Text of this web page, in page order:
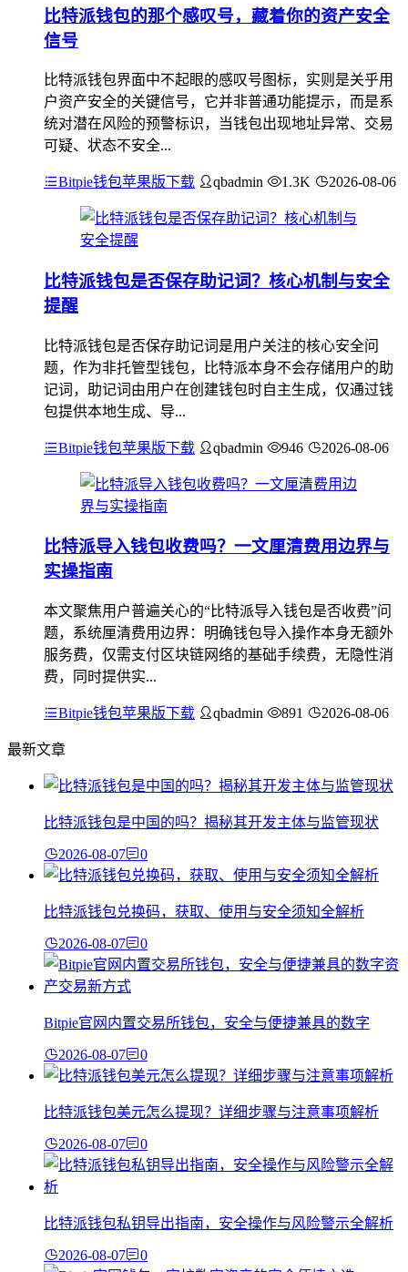
比特派钱包的那个感叹号，藏着你的资产安全
信号
比特派钱包界面中不起眼的感叹号图标，实则是关乎用
户资产安全的关键信号，它并非普通功能提示，而是系
统对潜在风险的预警标识，当钱包出现地址异常、交易
可疑、状态不安全...
Bitpie钱包苹果版下载 qbadmin 1.3K 2026-08-06
比特派钱包是否保存助记词？核心机制与安全
提醒
比特派钱包是否保存助记词是用户关注的核心安全问
题，作为非托管型钱包，比特派本身不会存储用户的助
记词，助记词由用户在创建钱包时自主生成，仅通过钱
包提供本地生成、导...
Bitpie钱包苹果版下载 qbadmin 946 2026-08-06
比特派导入钱包收费吗？一文厘清费用边界与
实操指南
本文聚焦用户普遍关心的“比特派导入钱包是否收费”问
题，系统厘清费用边界：明确钱包导入操作本身无额外
服务费，仅需支付区块链网络的基础手续费，无隐性消
费，同时提供实...
Bitpie钱包苹果版下载 qbadmin 891 2026-08-06
最新文章
比特派钱包是中国的吗？揭秘其开发主体与监管现状
2026-08-07 0
比特派钱包兑换码，获取、使用与安全须知全解析
2026-08-07 0
Bitpie官网内置交易所钱包，安全与便捷兼具的数字
2026-08-07 0
比特派钱包美元怎么提现？详细步骤与注意事项解析
2026-08-07 0
比特派钱包私钥导出指南，安全操作与风险警示全解析
2026-08-07 0